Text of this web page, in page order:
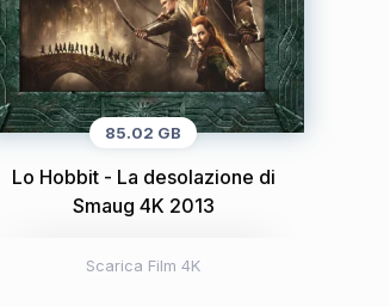
85.02 GB
Lo Hobbit - La desolazione di
Smaug 4K 2013
Scarica Film 4K